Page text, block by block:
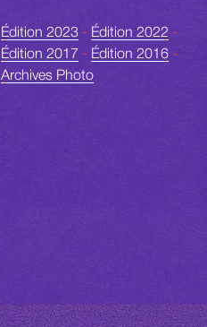
Édition 2023 - Édition 2022 -
Édition 2017 - Édition 2016 -
Archives Photo